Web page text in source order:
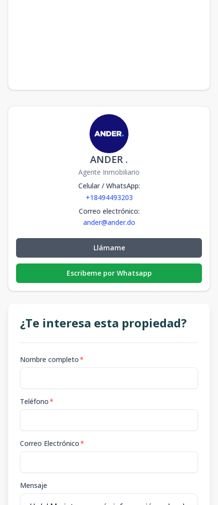
ANDER .
Agente Inmobiliario
Celular / WhatsApp:
+18494493203
Correo electrónico:
ander@ander.do
Llámame
Escribeme por Whatsapp
¿Te interesa esta propiedad?
Nombre completo*
Teléfono*
Correo Electrónico*
Mensaje